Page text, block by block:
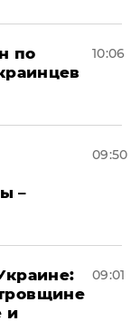
по
10:06
–
09:50
и
09:01